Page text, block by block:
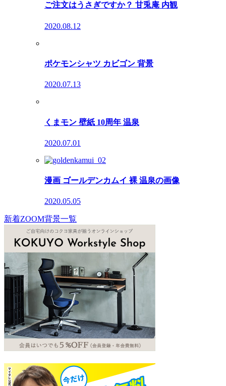
ご注文はうさぎですか？ 甘兎庵 内観
2020.08.12
ポケモンシャツ カビゴン 背景
2020.07.13
くまモン 壁紙 10周年 温泉
2020.07.01
漫画 ゴールデンカムイ 裸 温泉の画像
2020.05.05
新着ZOOM背景一覧